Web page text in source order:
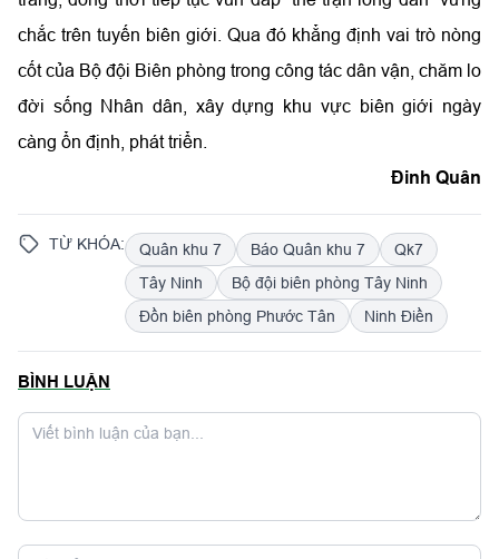
chắc trên tuyến biên giới. Qua đó khẳng định vai trò nòng
cốt của Bộ đội Biên phòng trong công tác dân vận, chăm lo
đời sống Nhân dân, xây dựng khu vực biên giới ngày
càng ổn định, phát triển.
Đinh Quân
TỪ KHÓA: Quân khu 7 Báo Quân khu 7
Qk7
Tây Ninh
Bộ đội biên phòng Tây Ninh
Đồn biên phòng Phước Tân
Ninh Điền
BÌNH LUẬN